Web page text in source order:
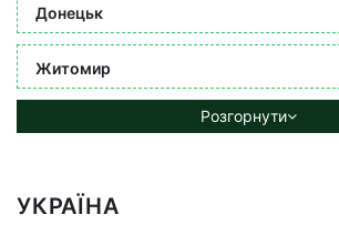
Донецьк
Житомир
Розгорнути
УКРАЇНА